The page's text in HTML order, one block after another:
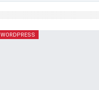
WORDPRESS